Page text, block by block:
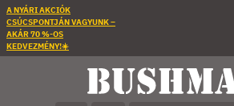
A NYÁRI AKCIÓK
CSÚCSPONTJÁN VAGYUNK –
AKÁR 70 %-OS
KEDVEZMÉNY!☀️